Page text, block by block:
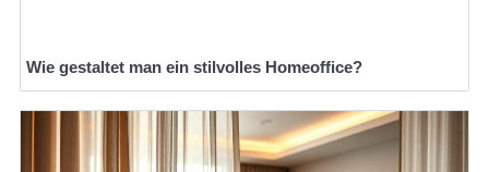
Wie gestaltet man ein stilvolles Homeoffice?